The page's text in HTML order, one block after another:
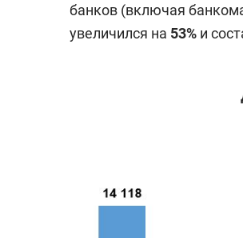
банков (включая
увеличился на 53% и